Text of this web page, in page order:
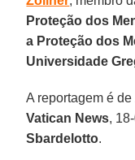
Proteção dos
a Proteção dos
Universidade
A reportagem é de
Vatican News,
Sbardelotto.